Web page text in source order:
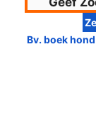
Bv. boek